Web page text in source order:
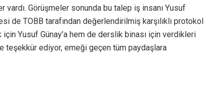
Görüşmeler sonunda bu talep iş insanı Yusuf
de TOBB tarafından değerlendirilmiş karşılıklı protokol
Yusuf Günay’a hem de derslik binası için verdikleri
teşekkür ediyor, emeği geçen tüm paydaşlara